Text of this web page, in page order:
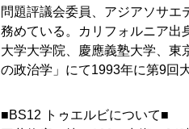
問題評議会委員、アジアソサエ
務めている。カリフォルニア出
大学大学院、慶應義塾大学、東
の政治学」にて1993年に第9回
■BS12 トゥエルビについて■